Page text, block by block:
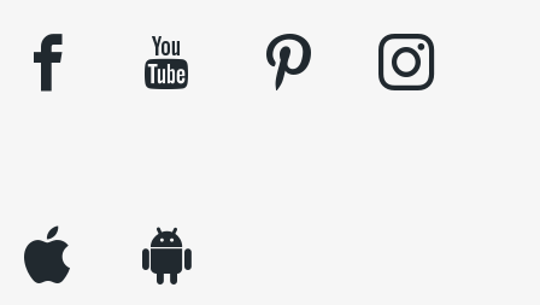
facebook youtube pinterest instagram
appleinc android